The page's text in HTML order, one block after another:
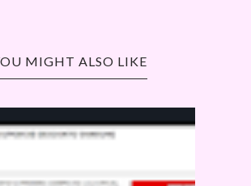
MIGHT ALSO LIKE